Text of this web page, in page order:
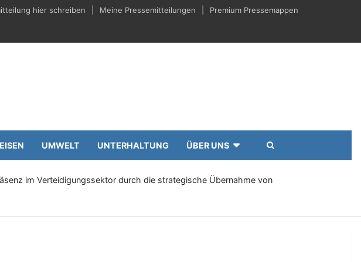
hier schreiben Meine Pressemitteilungen Premium Pressemappen
UMWELT UNTERHALTUNG ÜBER UNS
im Verteidigungssektor durch die strategische Übernahme von